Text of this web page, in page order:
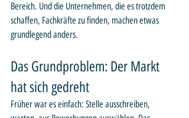
Bereich. Und die Unternehmen, die es trotzdem
schaffen, Fachkräfte zu finden, machen etwas
grundlegend anders.
Das Grundproblem: Der Markt
hat sich gedreht
Früher war es einfach: Stelle ausschreiben,